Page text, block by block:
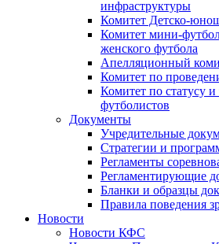
инфраструктуры
Комитет Детско-
Комитет мини-
женского футбола
Апелляционный
Комитет по
Комитет по статусу
футболистов
Документы
Учредительные
Стратегии и
Регламенты
Регламентирующие
Бланки и образцы
Правила поведения
Новости
Новости КФС